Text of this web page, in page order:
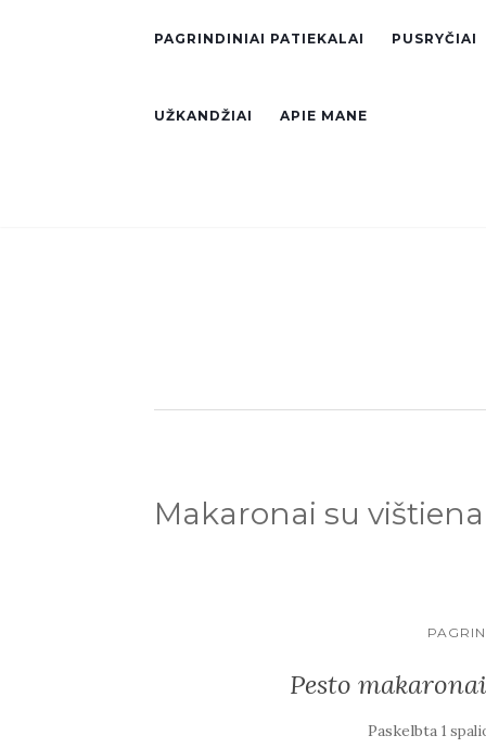
PAGRINDINIAI PATIEKALAI PUSRYČIAI
UŽKANDŽIAI APIE MANE
Makaronai su vištiena
Pesto
Paskelbta 1